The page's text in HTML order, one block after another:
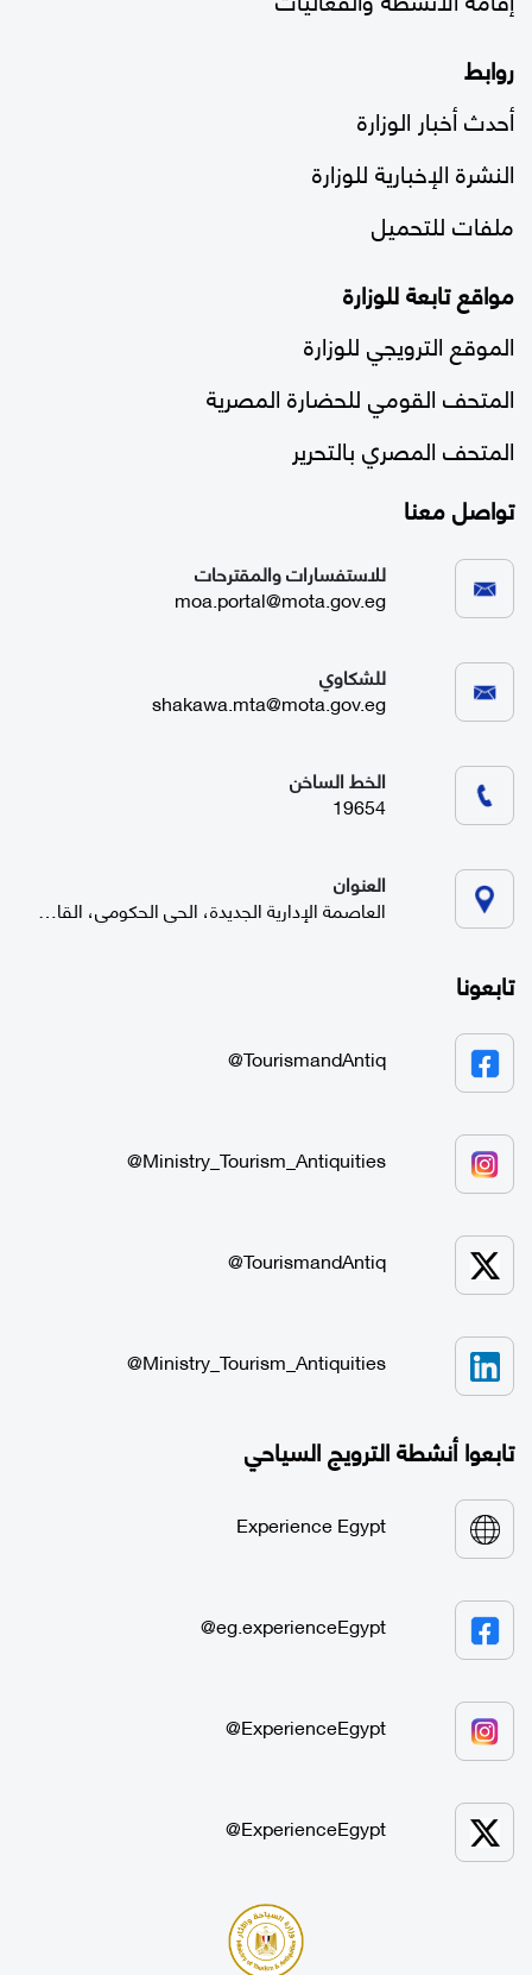
روابط
أحدث أخبار الوزارة
النشرة الإخبارية للوزارة
ملفات للتحميل
مواقع تابعة للوزارة
الموقع الترويجي للوزارة
المتحف القومي للحضارة المصرية
المتحف المصري بالتحرير
تواصل معنا
للاستفسارات والمقترحات
moa.portal@mota.gov.eg
للشكاوي
shakawa.mta@mota.gov.eg
الخط الساخن
19654
العنوان
العاصمة الإدارية الجديدة، الحي الحكومي، القاهرة
تابعونا
TourismandAntiq@
Ministry_Tourism_Antiquities@
TourismandAntiq@
Ministry_Tourism_Antiquities@
تابعوا أنشطة الترويج السياحي
Experience Egypt
eg.experienceEgypt@
ExperienceEgypt@
ExperienceEgypt@